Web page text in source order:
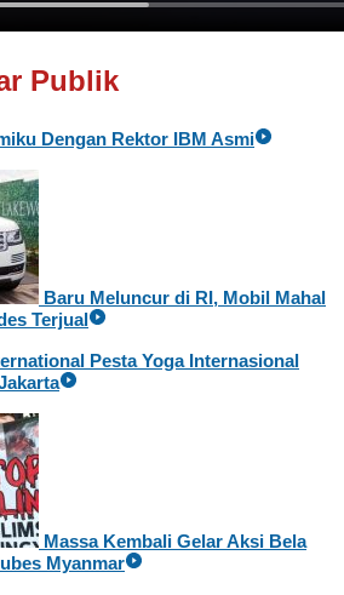
Publik
Dengan Rektor IBM Asmi
Baru Meluncur di RI, Mobil Mahal
Terjual
Pesta Yoga Internasional
Massa Kembali Gelar Aksi Bela
Myanmar